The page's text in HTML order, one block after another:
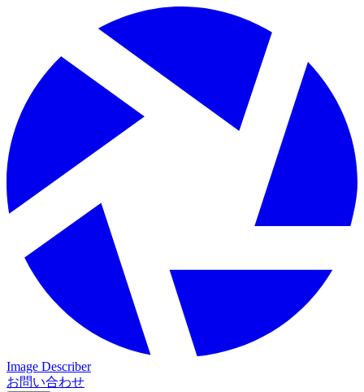
Image Describer
お問い合わせ